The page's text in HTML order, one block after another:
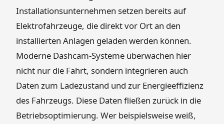
Installationsunternehmen setzen bereits auf
Elektrofahrzeuge, die direkt vor Ort an den
installierten Anlagen geladen werden können.
Moderne Dashcam-Systeme überwachen hier
nicht nur die Fahrt, sondern integrieren auch
Daten zum Ladezustand und zur Energieeffizienz
des Fahrzeugs. Diese Daten fließen zurück in die
Betriebsoptimierung. Wer beispielsweise weiß,